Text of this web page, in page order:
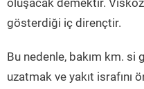
oluşacak demektir.
gösterdiği iç dirençtir.
Bu nedenle, bakım km.
uzatmak ve yakıt israfını